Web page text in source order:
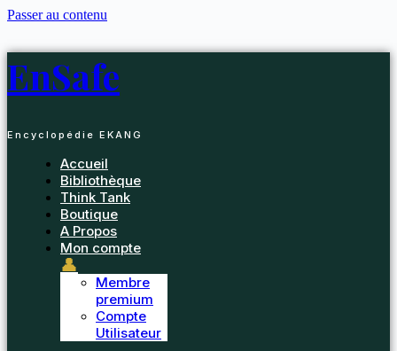
Passer au contenu
EnSafe
Encyclopédie EKANG
Accueil
Bibliothèque
Think Tank
Boutique
A Propos
Mon compte
👤
Membre
premium
Compte
Utilisateur